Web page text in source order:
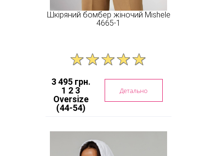
Шкіряний бомбер жіночий Mishele
4665-1
3 495 грн.
1 2 3
Oversize
(44-54)
Детально